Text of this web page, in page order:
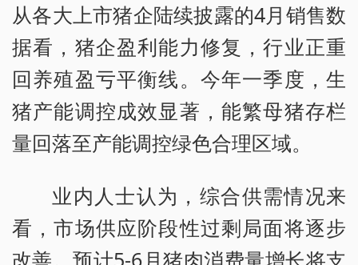
从各大上市猪企陆续披露的4月销售数
据看，猪企盈利能力修复，行业正重
回养殖盈亏平衡线。今年一季度，生
猪产能调控成效显著，能繁母猪存栏
量回落至产能调控绿色合理区域。
业内人士认为，综合供需情况来
看，市场供应阶段性过剩局面将逐步